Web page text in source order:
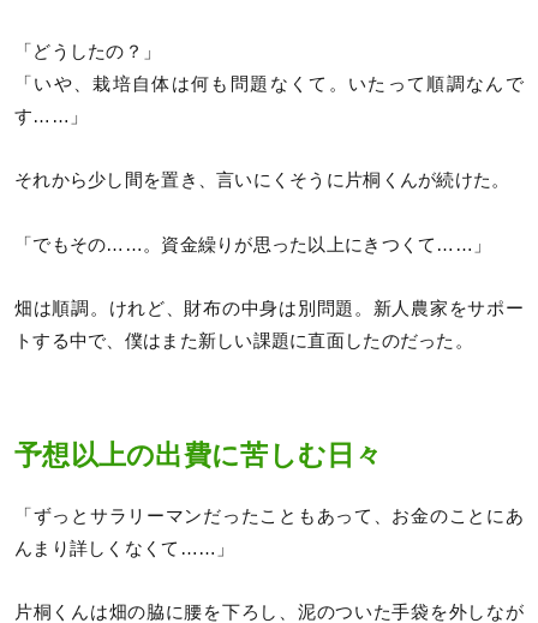
「どうしたの？」
「いや、栽培自体は何も問題なくて。いたって順調なんで
す……」
それから少し間を置き、言いにくそうに片桐くんが続けた。
「でもその……。資金繰りが思った以上にきつくて……」
畑は順調。けれど、財布の中身は別問題。新人農家をサポー
トする中で、僕はまた新しい課題に直面したのだった。
予想以上の出費に苦しむ日々
「ずっとサラリーマンだったこともあって、お金のことにあ
んまり詳しくなくて……」
片桐くんは畑の脇に腰を下ろし、泥のついた手袋を外しなが